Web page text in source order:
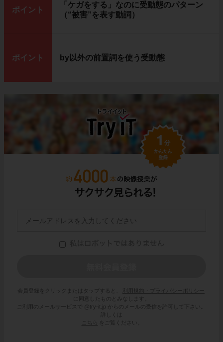
ポイント
「ケガをする」なのに受動態のパターン
（“被害”を表す動詞）
ポイント by以外の前置詞を使う受動態
会員登録をクリックまたはタップすると、
利用規約・プライバシーポリシー
に同意したものとみなします。
ご利用のメールサービスで @try-it.jp からのメールの受信を許可して下さい。
詳しくは
こちら
をご覧ください。